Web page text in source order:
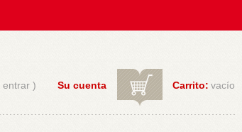
Carrito: vacío
Su cuenta
entrar)